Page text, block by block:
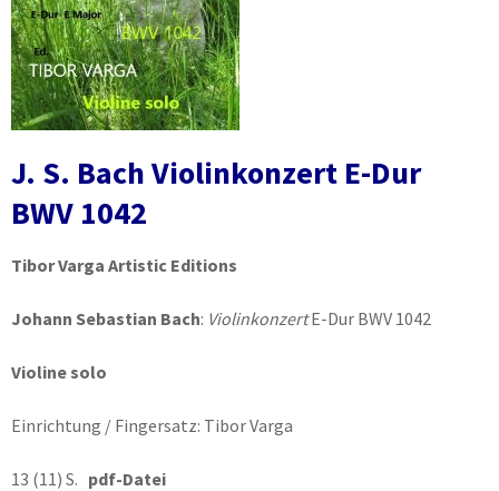
J. S. Bach Violinkonzert E-Dur
BWV 1042
Tibor Varga Artistic Editions
Johann Sebastian Bach: ViolinkonzertE-Dur BWV 1042
Violine solo
Einrichtung / Fingersatz: Tibor Varga
13 (11) S. pdf-Datei